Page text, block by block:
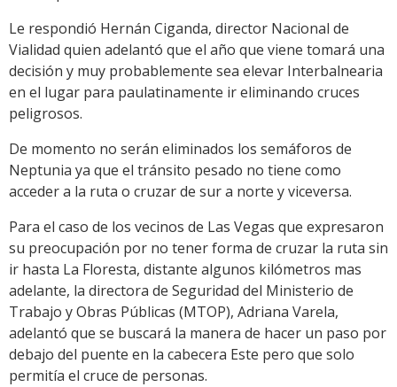
Le respondió Hernán Ciganda, director Nacional de
Vialidad quien adelantó que el año que viene tomará una
decisión y muy probablemente sea elevar Interbalnearia
en el lugar para paulatinamente ir eliminando cruces
peligrosos.
De momento no serán eliminados los semáforos de
Neptunia ya que el tránsito pesado no tiene como
acceder a la ruta o cruzar de sur a norte y viceversa.
Para el caso de los vecinos de Las Vegas que expresaron
su preocupación por no tener forma de cruzar la ruta sin
ir hasta La Floresta, distante algunos kilómetros mas
adelante, la directora de Seguridad del Ministerio de
Trabajo y Obras Públicas (MTOP), Adriana Varela,
adelantó que se buscará la manera de hacer un paso por
debajo del puente en la cabecera Este pero que solo
permitía el cruce de personas.